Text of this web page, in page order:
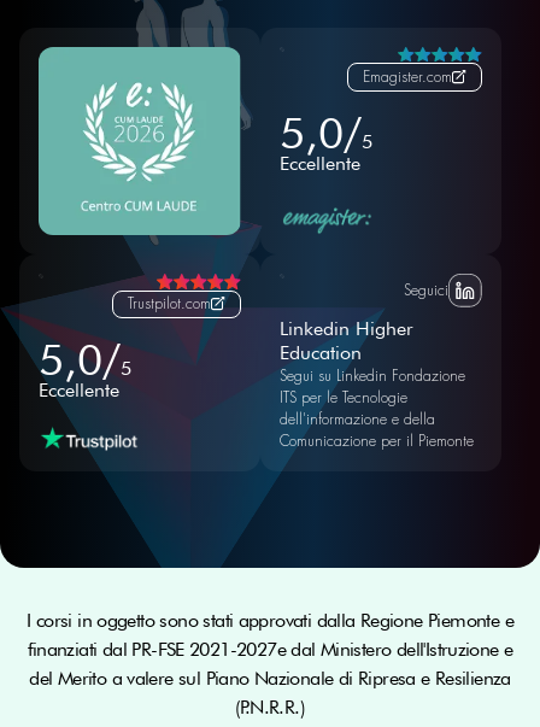
Emagister.com
5,0/5
Eccellente
Trustpilot.com
5,0/5
Eccellente
Seguici
Linkedin Higher
Education
Segui su Linkedin Fondazione
ITS per le Tecnologie
dell'informazione e della
Comunicazione per il Piemonte
I corsi in oggetto sono stati approvati dalla Regione Piemonte e
finanziati dal PR-FSE 2021-2027e dal Ministero dell'Istruzione e
del Merito a valere sul Piano Nazionale di Ripresa e Resilienza
(P.N.R.R.)